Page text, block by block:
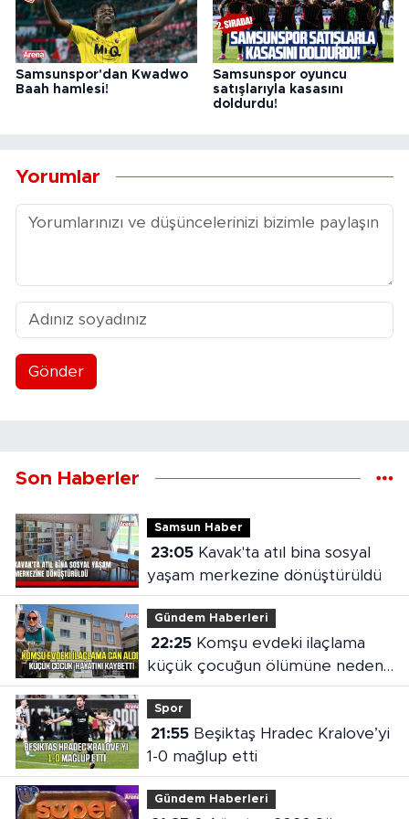
Samsunspor'dan Kwadwo
Baah hamlesi!
Samsunspor oyuncu
satışlarıyla kasasını
doldurdu!
Yorumlar
Gönder
Son Haberler
Samsun Haber
23:05Kavak'ta atıl bina sosyal
yaşam merkezine dönüştürüldü
Gündem Haberleri
22:25Komşu evdeki ilaçlama
küçük çocuğun ölümüne neden
oldu
Spor
21:55Beşiktaş Hradec Kralove’yi
1-0 mağlup etti
Gündem Haberleri